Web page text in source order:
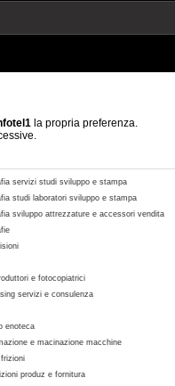
la propria preferenza.
servizi studi sviluppo e stampa
studi laboratori sviluppo e stampa
sviluppo attrezzature e accessori vendita
e fotocopiatrici
servizi e consulenza
enoteca
e macinazione macchine
produz e fornitura